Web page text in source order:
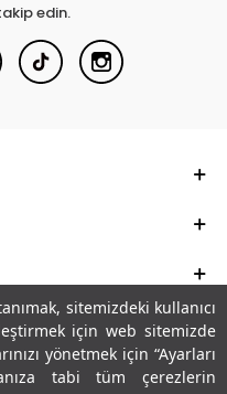
sitemizdeki kullanıcı
için web sitemizde
yönetmek için “Ayarları
tabi tüm çerezlerin
edin.